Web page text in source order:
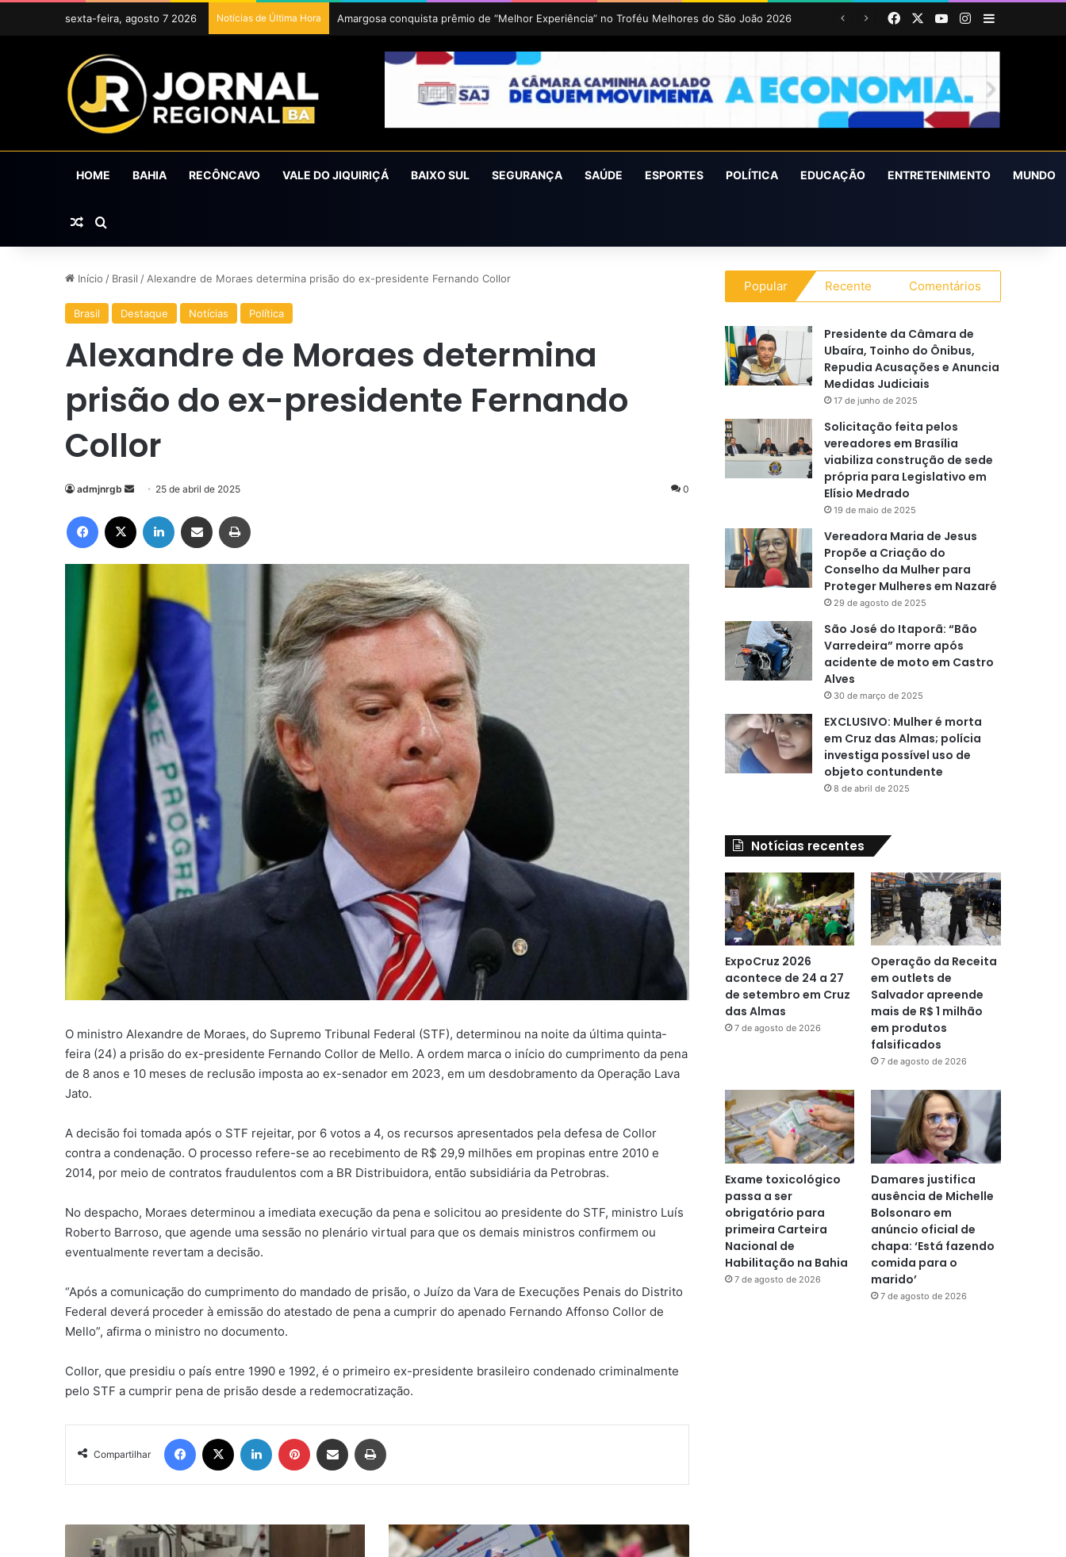
sexta-feira, agosto 7 2026 Notícias de Última Hora ExpoCruz 2026 acontece de 24 a 27 de setembro em Cruz das Almas FacebookYouTubeInstagram
Barra
HOME BAHIA RECÔNCAVO VALE DO JIQUIRIÇÁ BAIXO SUL SEGURANÇA SAÚDE ESPORTES POLÍTICA EDUCAÇÃO ENTRETENIMENTO MUNDO
Artigo aleatório
Procurar por
Início / Brasil / Alexandre de Moraes determina prisão do ex-presidente Fernando Collor
Brasil Destaque Notícias Política
Alexandre de Moraes determina
prisão do ex-presidente Fernando
Collor
admjnrgb
Mande
e-
mail
25 de abril de 2025 0
Facebook Linkedin Compartilhar via e-mail
O ministro Alexandre de Moraes, do Supremo Tribunal Federal (STF), determinou na noite da última quinta-
feira (24) a prisão do ex-presidente Fernando Collor de Mello. A ordem marca o início do cumprimento da pena
de 8 anos e 10 meses de reclusão imposta ao ex-senador em 2023, em um desdobramento da Operação Lava
Jato.
A decisão foi tomada após o STF rejeitar, por 6 votos a 4, os recursos apresentados pela defesa de Collor
contra a condenação. O processo refere-se ao recebimento de R$ 29,9 milhões em propinas entre 2010 e
2014, por meio de contratos fraudulentos com a BR Distribuidora, então subsidiária da Petrobras.
No despacho, Moraes determinou a imediata execução da pena e solicitou ao presidente do STF, ministro Luís
Roberto Barroso, que agende uma sessão no plenário virtual para que os demais ministros confirmem ou
eventualmente revertam a decisão.
“Após a comunicação do cumprimento do mandado de prisão, o Juízo da Vara de Execuções Penais do Distrito
Federal deverá proceder à emissão do atestado de pena a cumprir do apenado Fernando Affonso Collor de
Mello”, afirma o ministro no documento.
Collor, que presidiu o país entre 1990 e 1992, é o primeiro ex-presidente brasileiro condenado criminalmente
pelo STF a cumprir pena de prisão desde a redemocratização.
Compartilhar
Facebook Linkedin Pinterest Compartilhar via e-mail
apresenta
Prefeitura
de
Popular Recente Comentários
Presidente da Câmara de
Ubaíra, Toinho do Ônibus,
Repudia Acusações e Anuncia
Medidas Judiciais
17 de junho de 2025
Solicitação feita pelos
vereadores em Brasília
viabiliza construção de sede
própria para Legislativo em
Elísio Medrado
19 de maio de 2025
Vereadora Maria de Jesus
Propõe a Criação do
Conselho da Mulher para
Proteger Mulheres em Nazaré
29 de agosto de 2025
São José do Itaporã: “Bão
Varredeira” morre após
acidente de moto em Castro
Alves
30 de março de 2025
EXCLUSIVO: Mulher é morta
em Cruz das Almas; polícia
investiga possível uso de
objeto contundente
8 de abril de 2025
Notícias recentes
ExpoCruz 2026
acontece de 24 a 27
de setembro em Cruz
das Almas
7 de agosto de 2026
Operação da Receita
em outlets de
Salvador apreende
mais de R$ 1 milhão
em produtos
falsificados
7 de agosto de 2026
Exame toxicológico
passa a ser
obrigatório para
primeira Carteira
Nacional de
Habilitação na Bahia
7 de agosto de 2026
Damares justifica
ausência de Michelle
Bolsonaro em
anúncio oficial de
chapa: ‘Está fazendo
comida para o
marido’
7 de agosto de 2026